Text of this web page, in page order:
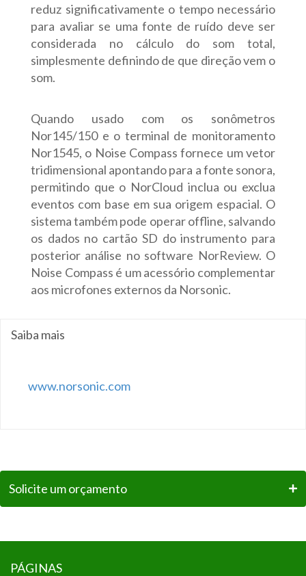
reduz significativamente o tempo necessário
para avaliar se uma fonte de ruído deve ser
considerada no cálculo do som total,
simplesmente definindo de que direção vem o
som.
Quando usado com os sonômetros
Nor145/150 e o terminal de monitoramento
Nor1545, o Noise Compass fornece um vetor
tridimensional apontando para a fonte sonora,
permitindo que o NorCloud inclua ou exclua
eventos com base em sua origem espacial. O
sistema também pode operar offline, salvando
os dados no cartão SD do instrumento para
posterior análise no software NorReview. O
Noise Compass é um acessório complementar
aos microfones externos da Norsonic.
Saiba mais
www.norsonic.com
Solicite um orçamento
PÁGINAS